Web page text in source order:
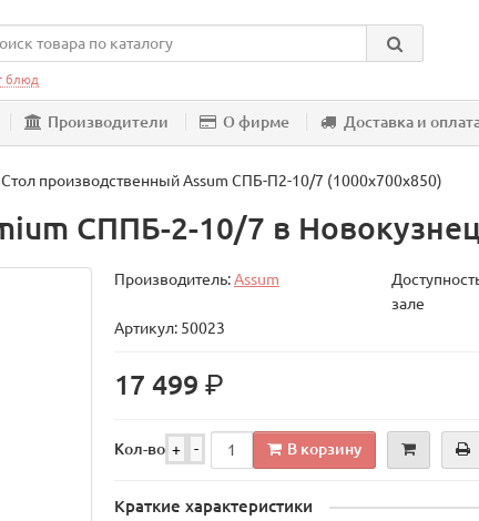
блюд
Производители О фирме Доставка и
Стол производственный Assum СПБ-П2-10/7 (1000х700х850)
СППБ-2-10/7 в
Производитель:Assum
зале
Артикул: 50023
17 499р.
Кол-во + - В корзину
Краткие характеристики